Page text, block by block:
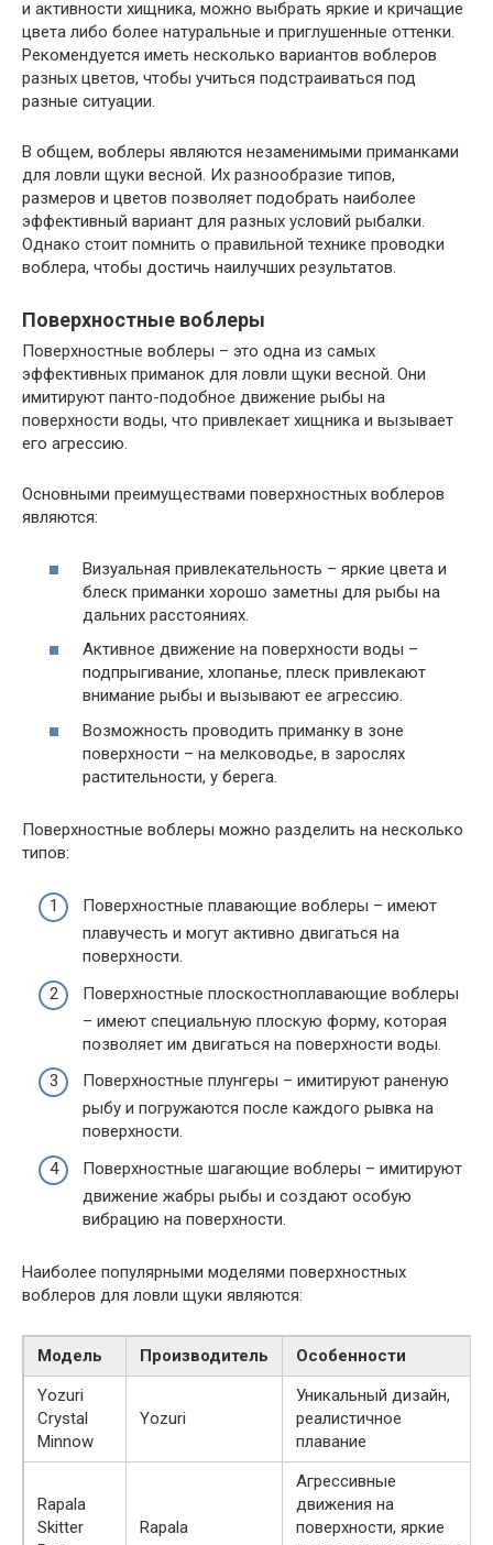
и активности хищника, можно выбрать яркие и кричащие
цвета либо более натуральные и приглушенные оттенки.
Рекомендуется иметь несколько вариантов воблеров
разных цветов, чтобы учиться подстраиваться под
разные ситуации.
В общем, воблеры являются незаменимыми приманками
для ловли щуки весной. Их разнообразие типов,
размеров и цветов позволяет подобрать наиболее
эффективный вариант для разных условий рыбалки.
Однако стоит помнить о правильной технике проводки
воблера, чтобы достичь наилучших результатов.
Поверхностные воблеры
Поверхностные воблеры – это одна из самых
эффективных приманок для ловли щуки весной. Они
имитируют панто-подобное движение рыбы на
поверхности воды, что привлекает хищника и вызывает
его агрессию.
Основными преимуществами поверхностных воблеров
являются:
Визуальная привлекательность – яркие цвета и
блеск приманки хорошо заметны для рыбы на
дальних расстояниях.
Активное движение на поверхности воды –
подпрыгивание, хлопанье, плеск привлекают
внимание рыбы и вызывают ее агрессию.
Возможность проводить приманку в зоне
поверхности – на мелководье, в зарослях
растительности, у берега.
Поверхностные воблеры можно разделить на несколько
типов:
Поверхностные плавающие воблеры – имеют
плавучесть и могут активно двигаться на
поверхности.
Поверхностные плоскостноплавающие воблеры
– имеют специальную плоскую форму, которая
позволяет им двигаться на поверхности воды.
Поверхностные плунгеры – имитируют раненую
рыбу и погружаются после каждого рывка на
поверхности.
Поверхностные шагающие воблеры – имитируют
движение жабры рыбы и создают особую
вибрацию на поверхности.
Наиболее популярными моделями поверхностных
воблеров для ловли щуки являются:
Модель Производитель
Особенности
Yozuri
Crystal
Minnow
Yozuri
Уникальный дизайн,
реалистичное
плавание
Rapala
Skitter
Rapala
Агрессивные
движения на
поверхности, яркие